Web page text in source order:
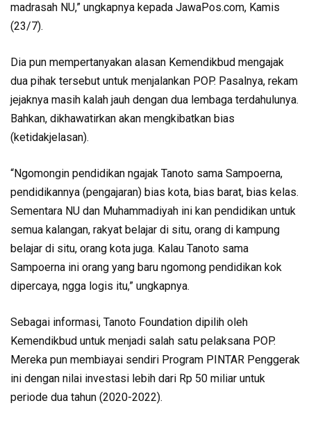
madrasah NU,” ungkapnya kepada JawaPos.com, Kamis
(23/7).
Dia pun mempertanyakan alasan Kemendikbud mengajak
dua pihak tersebut untuk menjalankan POP. Pasalnya, rekam
jejaknya masih kalah jauh dengan dua lembaga terdahulunya.
Bahkan, dikhawatirkan akan mengkibatkan bias
(ketidakjelasan).
“Ngomongin pendidikan ngajak Tanoto sama Sampoerna,
pendidikannya (pengajaran) bias kota, bias barat, bias kelas.
Sementara NU dan Muhammadiyah ini kan pendidikan untuk
semua kalangan, rakyat belajar di situ, orang di kampung
belajar di situ, orang kota juga. Kalau Tanoto sama
Sampoerna ini orang yang baru ngomong pendidikan kok
dipercaya, ngga logis itu,” ungkapnya.
Sebagai informasi, Tanoto Foundation dipilih oleh
Kemendikbud untuk menjadi salah satu pelaksana POP.
Mereka pun membiayai sendiri Program PINTAR Penggerak
ini dengan nilai investasi lebih dari Rp 50 miliar untuk
periode dua tahun (2020-2022).